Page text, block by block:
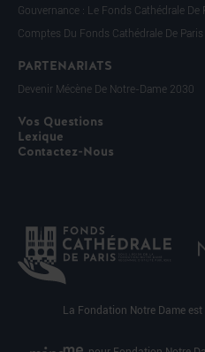
Gouvernance : Le Fonds Cathédrale De
Comptes Du Fonds Cathédrale De Paris
PARTENARIATS
Devenir Mécène De Notre-Dame 2030
Vos Questions
Lexique
Contactez-Nous
La Fondation Notre Dame